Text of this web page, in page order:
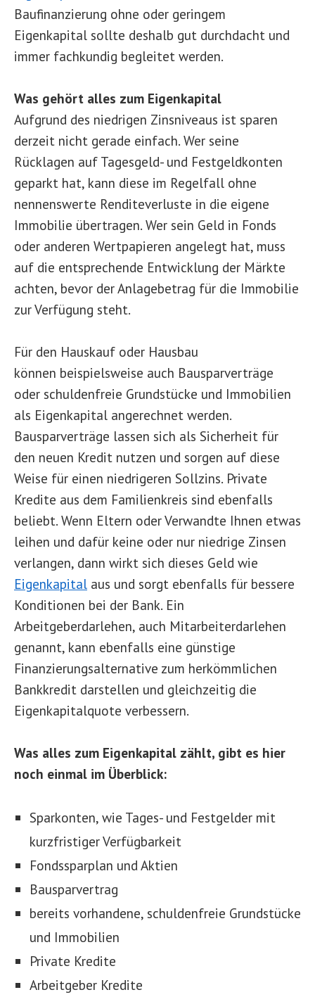
Baufinanzierung ohne oder geringem
Eigenkapital sollte deshalb gut durchdacht und
immer fachkundig begleitet werden.
Was gehört alles zum Eigenkapital
Aufgrund des niedrigen Zinsniveaus ist sparen
derzeit nicht gerade einfach. Wer seine
Rücklagen auf Tagesgeld- und Festgeldkonten
geparkt hat, kann diese im Regelfall ohne
nennenswerte Renditeverluste in die eigene
Immobilie übertragen. Wer sein Geld in Fonds
oder anderen Wertpapieren angelegt hat, muss
auf die entsprechende Entwicklung der Märkte
achten, bevor der Anlagebetrag für die Immobilie
zur Verfügung steht.
Für den Hauskauf oder Hausbau
können beispielsweise auch Bausparverträge
oder schuldenfreie Grundstücke und Immobilien
als Eigenkapital angerechnet werden.
Bausparverträge lassen sich als Sicherheit für
den neuen Kredit nutzen und sorgen auf diese
Weise für einen niedrigeren Sollzins. Private
Kredite aus dem Familienkreis sind ebenfalls
beliebt. Wenn Eltern oder Verwandte Ihnen etwas
leihen und dafür keine oder nur niedrige Zinsen
verlangen, dann wirkt sich dieses Geld wie
Eigenkapital aus und sorgt ebenfalls für bessere
Konditionen bei der Bank. Ein
Arbeitgeberdarlehen, auch Mitarbeiterdarlehen
genannt, kann ebenfalls eine günstige
Finanzierungsalternative zum herkömmlichen
Bankkredit darstellen und gleichzeitig die
Eigenkapitalquote verbessern.
Was alles zum Eigenkapital zählt, gibt es hier
noch einmal im Überblick:
Sparkonten, wie Tages- und Festgelder mit
kurzfristiger Verfügbarkeit
Fondssparplan und Aktien
Bausparvertrag
bereits vorhandene, schuldenfreie Grundstücke
und Immobilien
Private Kredite
Arbeitgeber Kredite